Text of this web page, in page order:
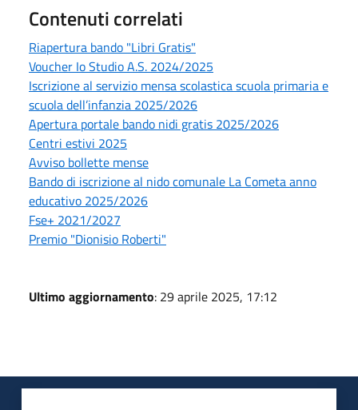
Contenuti correlati
Riapertura bando "Libri Gratis"
Voucher Io Studio A.S. 2024/2025
Iscrizione al servizio mensa scolastica scuola primaria e
scuola dell’infanzia 2025/2026
Apertura portale bando nidi gratis 2025/2026
Centri estivi 2025
Avviso bollette mense
Bando di iscrizione al nido comunale La Cometa anno
educativo 2025/2026
Fse+ 2021/2027
Premio "Dionisio Roberti"
Ultimo aggiornamento: 29 aprile 2025, 17:12